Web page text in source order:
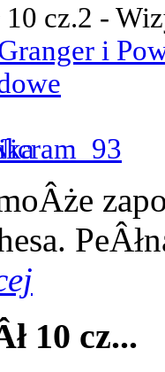
10 cz.2 -
i
10 cz...